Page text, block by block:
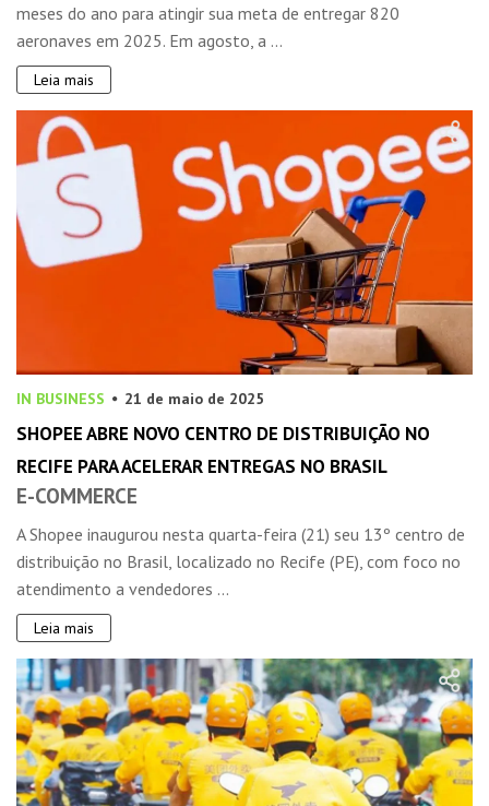
meses do ano para atingir sua meta de entregar 820
aeronaves em 2025. Em agosto, a ...
Leia mais
IN BUSINESS 21 de maio de 2025
SHOPEE ABRE NOVO CENTRO DE DISTRIBUIÇÃO NO
RECIFE PARA ACELERAR ENTREGAS NO BRASIL
E-COMMERCE
A Shopee inaugurou nesta quarta-feira (21) seu 13º centro de
distribuição no Brasil, localizado no Recife (PE), com foco no
atendimento a vendedores ...
Leia mais